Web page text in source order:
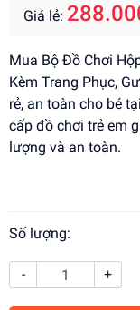
Giá lẻ:
Mua Bộ Đồ Chơi
Kèm Trang Phục,
rẻ, an toàn cho bé
cấp đồ chơi trẻ em
lượng và an toàn.
Số lượng:
- +